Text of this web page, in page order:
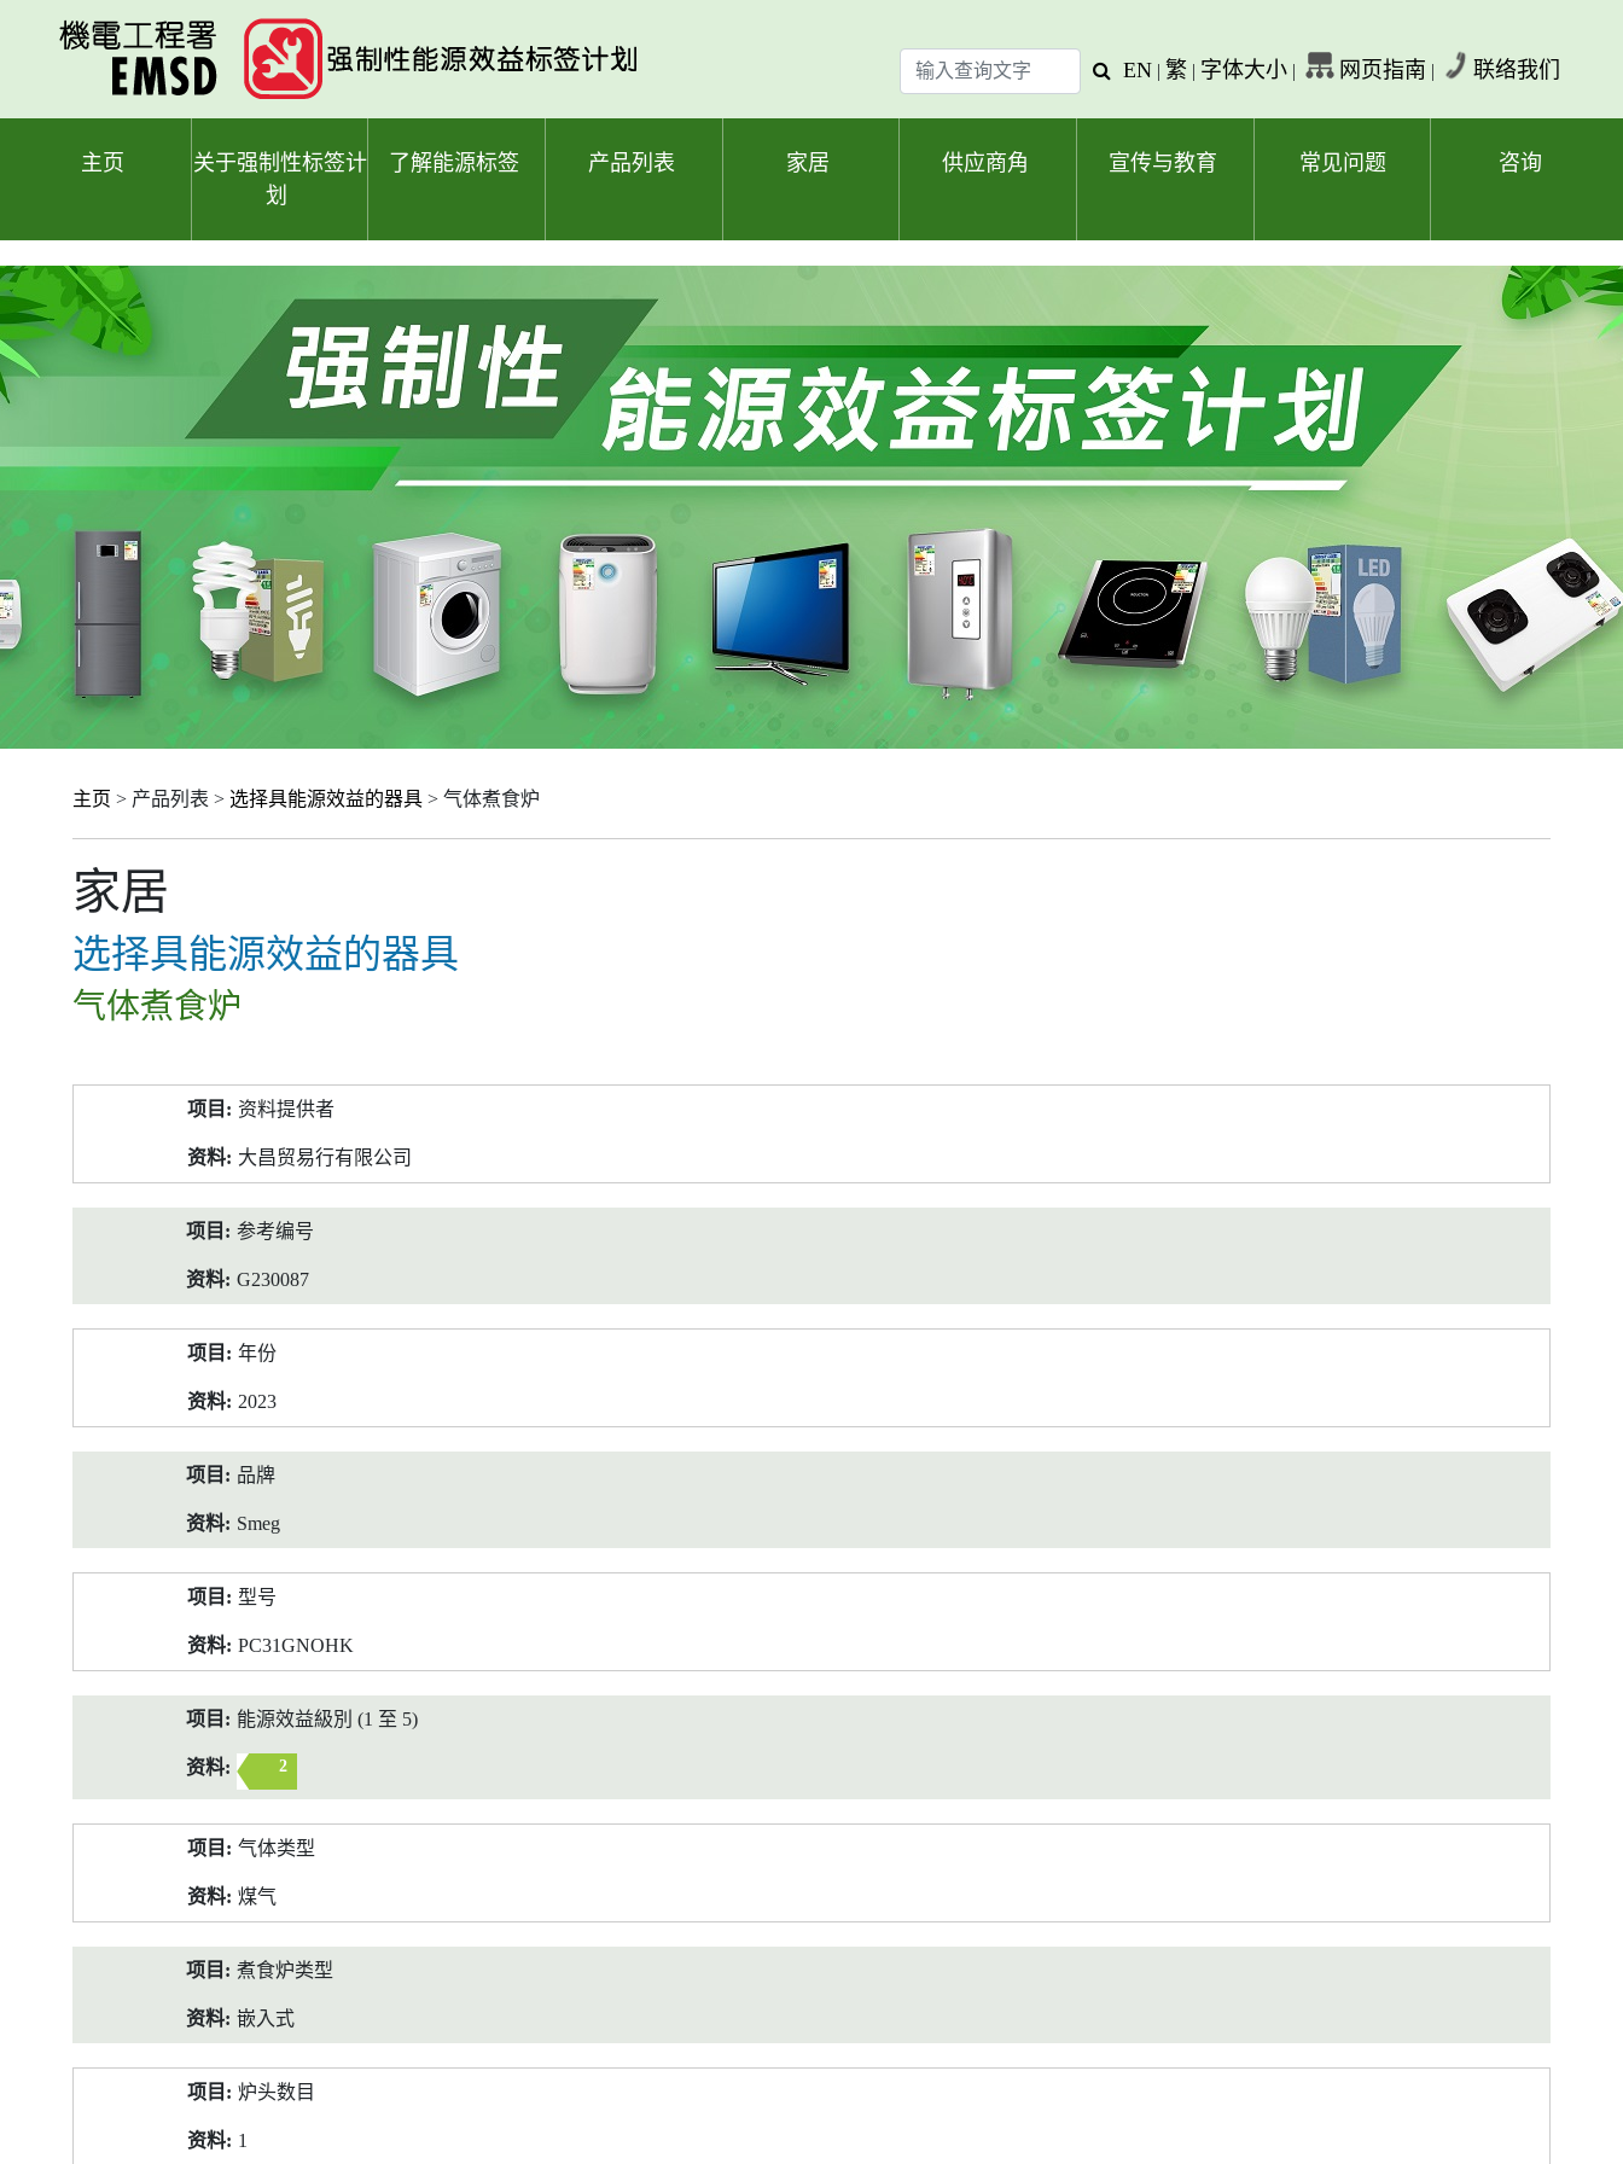
输
入
查
查
字
EN | 繁 | 字体大小 | 网页指南 | 联络我们
主页
关于强制性标签计
划
了解能源标签 产品列表 家居 供应商角 宣传与教育 常见问题 咨询
主页 > 产品列表 > 选择具能源效益的器具 > 气体煮食炉
家居
选择具能源效益的器具
气体煮食炉
料
资料提供者
大昌贸易行有限公司
参考编号
G230087
年份
2023
品牌
Smeg
型号
PC31GNOHK
能源效益級別 (1 至 5)
2
气体类型
煤气
煮食炉类型
嵌入式
炉头数目
1